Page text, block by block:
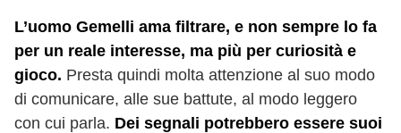
L’uomo Gemelli ama filtrare, e non sempre lo fa
per un reale interesse, ma più per curiosità e
gioco. Presta quindi molta attenzione al suo modo
di comunicare, alle sue battute, al modo leggero
con cui parla. Dei segnali potrebbero essere suoi